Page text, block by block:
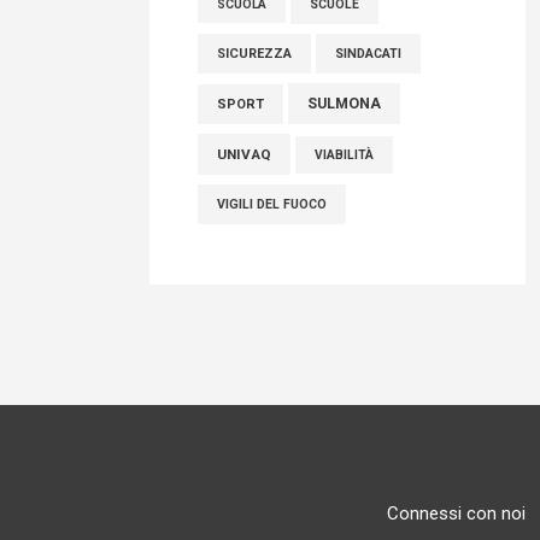
SCUOLA SCUOLE
SICUREZZA SINDACATI
SPORT SULMONA
UNIVAQ VIABILITÀ
VIGILI DEL FUOCO
Connessi con noi